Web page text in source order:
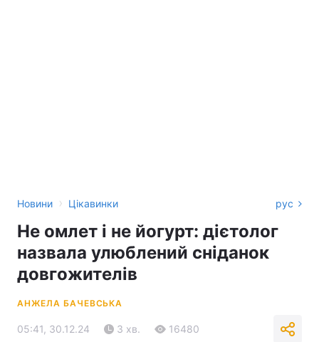
Новини › Цікавинки рус
Не омлет і не йогурт: дієтолог
назвала улюблений сніданок
довгожителів
АНЖЕЛА БАЧЕВСЬКА
05:41, 30.12.24 3 хв. 16480